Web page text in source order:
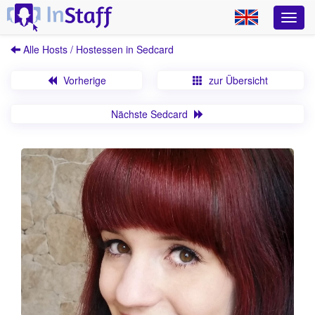
Alle Hosts / Hostessen in Sedcard
Vorherige zur Übersicht
Nächste Sedcard